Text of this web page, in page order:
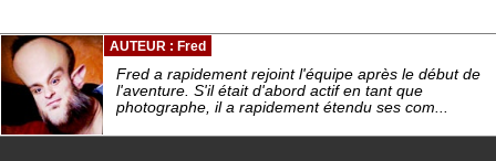
AUTEUR : Fred
Fred a rapidement rejoint l'équipe après le début de
l'aventure. S'il était d'abord actif en tant que
photographe, il a rapidement étendu ses com...